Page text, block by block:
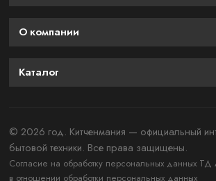
О компании
Каталог
© 2026 год. Китченмания — официальный
бытовой техники. Все права защищены.
Согласие на обработку персональных данных
в отношении обработки персональных данных